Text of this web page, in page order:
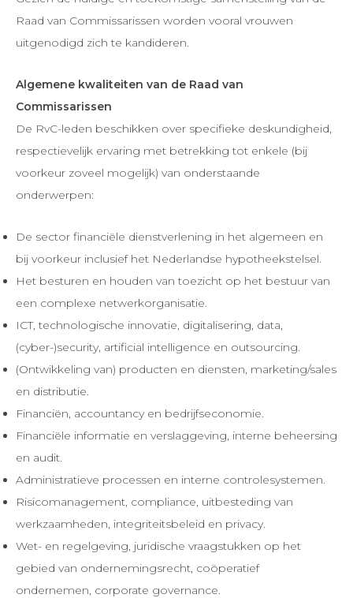
Raad van Commissarissen worden vooral vrouwen
uitgenodigd zich te kandideren.
Algemene kwaliteiten van de Raad van
Commissarissen
De RvC-leden beschikken over specifieke deskundigheid,
respectievelijk ervaring met betrekking tot enkele (bij
voorkeur zoveel mogelijk) van onderstaande
onderwerpen:
De sector financiële dienstverlening in het algemeen en
bij voorkeur inclusief het Nederlandse hypotheekstelsel.
Het besturen en houden van toezicht op het bestuur van
een complexe netwerkorganisatie.
ICT, technologische innovatie, digitalisering, data,
(cyber-)security, artificial intelligence en outsourcing.
(Ontwikkeling van) producten en diensten, marketing/sales
en distributie.
Financiën, accountancy en bedrijfseconomie.
Financiële informatie en verslaggeving, interne beheersing
en audit.
Administratieve processen en interne controlesystemen.
Risicomanagement, compliance, uitbesteding van
werkzaamheden, integriteitsbeleid en privacy.
Wet- en regelgeving, juridische vraagstukken op het
gebied van ondernemingsrecht, coöperatief
ondernemen, corporate governance.